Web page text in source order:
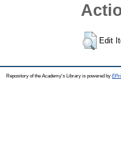
Edit
Repository of the Academy's Library is powered by